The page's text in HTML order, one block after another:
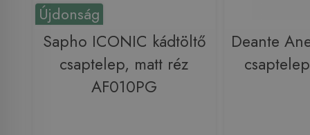
Újdonság
Sapho ICONIC kádtöltő
csaptelep, matt réz
AF010PG
Deante